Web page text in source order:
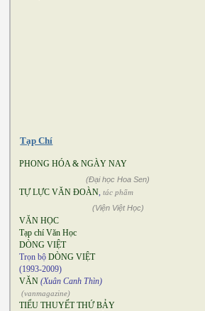
Tạp Chí
PHONG HÓA & NGÀY NAY
(Đại học Hoa Sen)
TỰ LỰC VĂN ĐOÀN, tác phẩm
(Viện Việt Học)
VĂN HỌC
Tạp chí Văn Học
DÒNG VIỆT
Trọn bộ DÒNG VIỆT
(1993-2009)
VĂN (Xuân Canh Thìn)
(vanmagazine)
TIỂU THUYẾT THỨ BẢY